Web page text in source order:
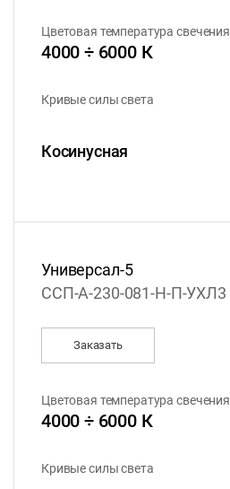
Цветовая температура свечения
4000 ÷ 6000 К
Кривые силы света
Косинусная
Универсал-5
ССП-А-230-081-Н-П-УХЛ3
Заказать
Цветовая температура свечения
4000 ÷ 6000 К
Кривые силы света